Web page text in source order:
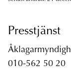
Presstjänst
010-562 50 20